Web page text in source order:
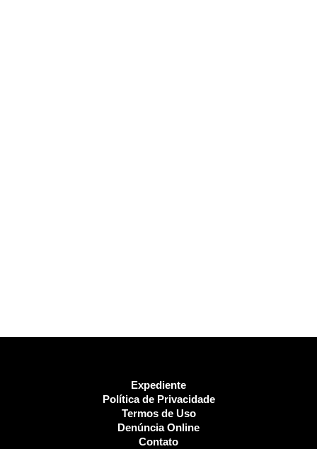
Expediente
Política de Privacidade
Termos de Uso
Denúncia Online
Contato